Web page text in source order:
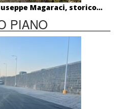
Magaraci, storico...
PIANO